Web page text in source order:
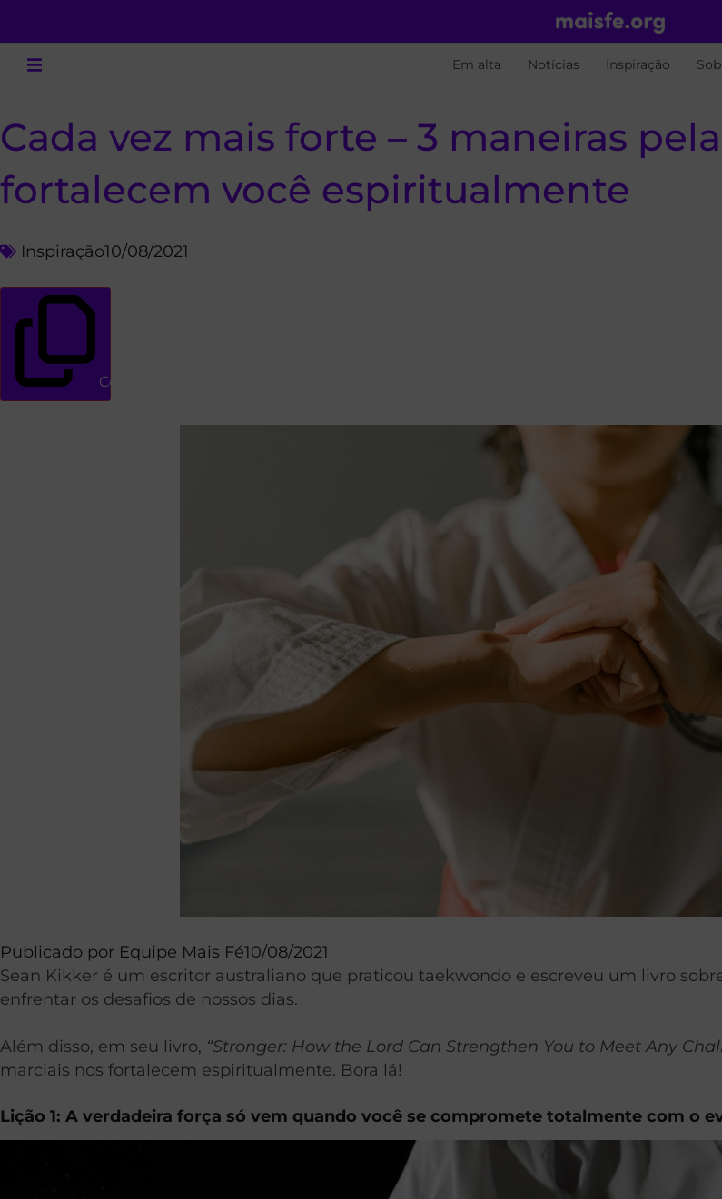
Em alta Notícias Inspiração
Cada vez mais forte – 3 maneiras
fortalecem você espiritualmente
Inspiração10/08/2021
Copiar link
Publicado por Equipe Mais Fé10/08/2021
Sean Kikker é um escritor australiano que praticou taekwondo e escreveu um livro
enfrentar os desafios de nossos dias.
Além disso, em seu livro, “Stronger: How the Lord Can Strengthen You to Meet Any
marciais nos fortalecem espiritualmente. Bora lá!
Lição 1: A verdadeira força só vem quando você se compromete totalmente com o